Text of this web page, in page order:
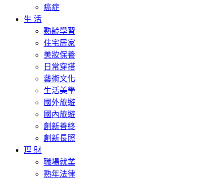
癌症
生 活
熟齡學習
住宅居家
美妝保養
日常穿搭
藝術文化
生活美學
國外旅遊
國內旅遊
創新善終
創新長照
理 財
職場就業
熟年法律